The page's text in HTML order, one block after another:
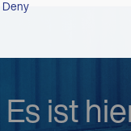
Es ist
Deny